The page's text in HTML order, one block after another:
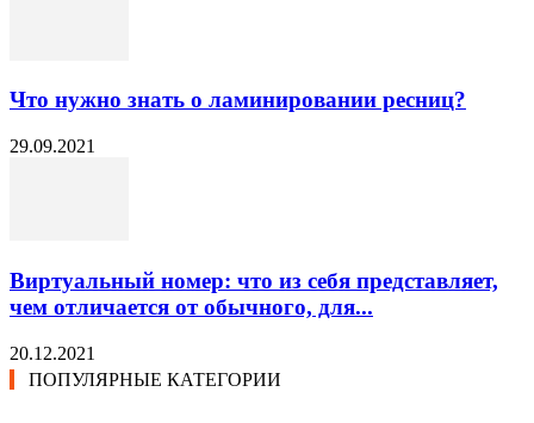
Что нужно знать о ламинировании ресниц?
29.09.2021
Виртуальный номер: что из себя представляет,
чем отличается от обычного, для...
20.12.2021
ПОПУЛЯРНЫЕ КАТЕГОРИИ